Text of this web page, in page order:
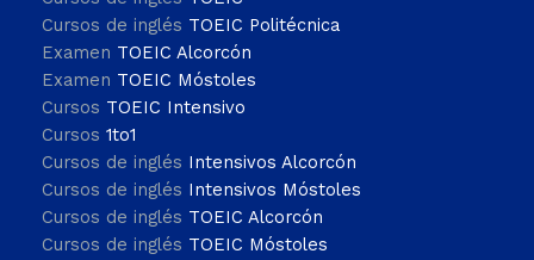
Cursos de inglés TOEIC Politécnica
Examen TOEIC Alcorcón
Examen TOEIC Móstoles
Cursos TOEIC Intensivo
Cursos 1to1
Cursos de inglés Intensivos Alcorcón
Cursos de inglés Intensivos Móstoles
Cursos de inglés TOEIC Alcorcón
Cursos de inglés TOEIC Móstoles